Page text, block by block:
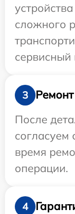
сложного
сервисный
3
После
согласуем
время
операции.
4